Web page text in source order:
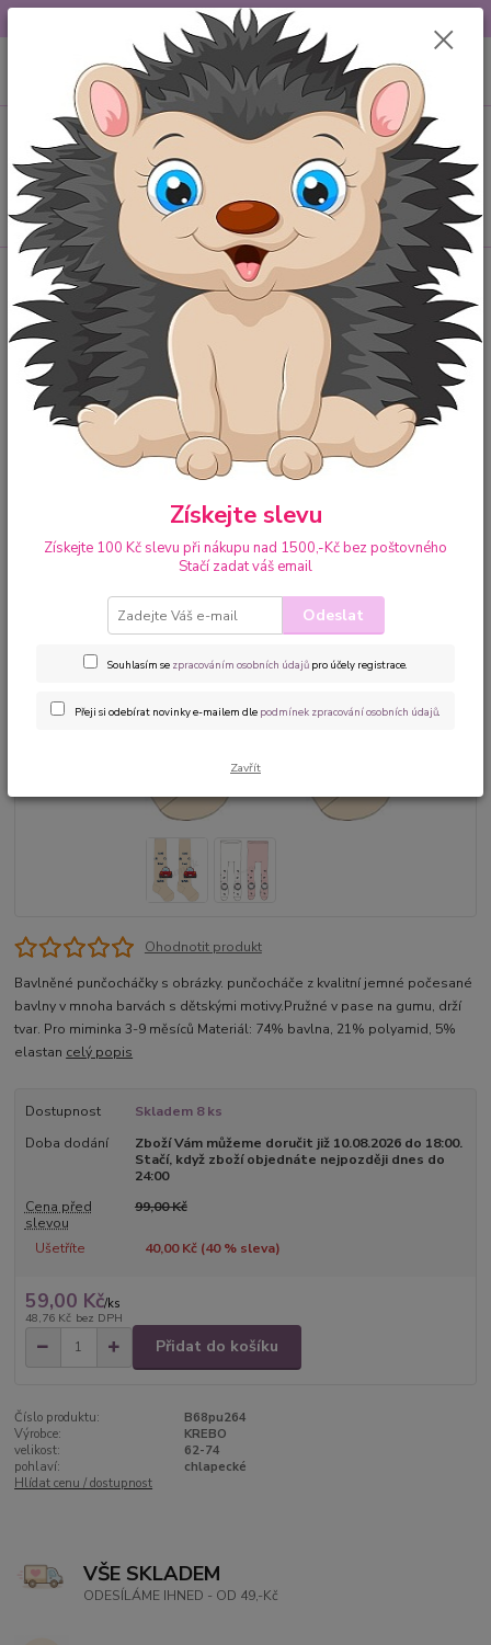
DOPRAVA OD 49,-Kč....VŠE SKLADEM.....
Menu
CZK
Hledat
+420 777259248
po-pá 6-18 hod
za 0,00 Kč
Úvod Punčocháče Kojenecké bavlněné punčocháčky Auto- krémové
Kojenecké bavlněné punčocháčky
Auto- krémové
Ohodnotit produkt
Bavlněné punčocháčky s obrázky. punčocháče z kvalitní jemné počesané
bavlny v mnoha barvách s dětskými motivy.Pružné v pase na gumu, drží
tvar. Pro miminka 3-9 měsíců Materiál: 74% bavlna, 21% polyamid, 5%
elastan celý popis
Dostupnost
Skladem 8 ks
Doba dodání
Zboží Vám můžeme doručit již 10.08.2026 do 18:00.
Stačí, když zboží objednáte nejpozději dnes do
24:00
Cena před
slevou
99,00 Kč
Ušetříte 40,00 Kč (40% sleva)
59,00 Kč/ks
48,76 Kč bez DPH
Přidat do košíku
Číslo produktu:
B68pu264
Výrobce:
KREBO
velikost:
62-74
pohlaví:
chlapecké
Hlídat cenu / dostupnost
VŠE SKLADEM
ODESÍLÁME IHNED - OD 49,-Kč
Získejte slevu
Získejte 100 Kč slevu při nákupu nad 1500,-Kč bez poštovného
Stačí zadat váš email
Odeslat
Souhlasím se zpracováním osobních údajů pro účely registrace.
Přeji si odebírat novinky e-mailem dle podmínek zpracování osobních údajů.
Zavřít